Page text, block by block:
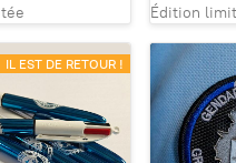
Édition
IL EST DE RETOUR !